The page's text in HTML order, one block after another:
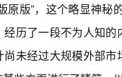
原版”，这个略显神
历了一段不为人知
未经过大规模外部